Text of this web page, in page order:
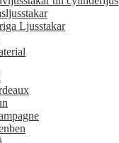
Ljusstakar